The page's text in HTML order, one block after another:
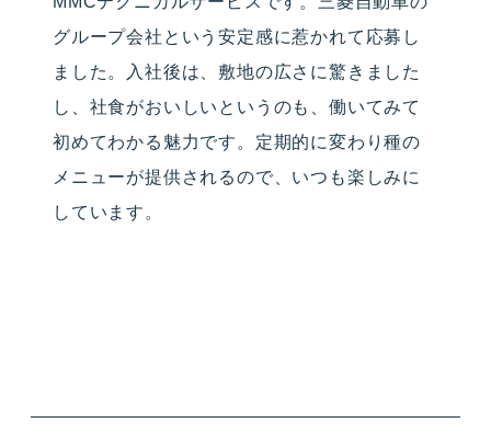
グループ会社という安定感に惹かれて応募し
ました。入社後は、敷地の広さに驚きました
し、社食がおいしいというのも、働いてみて
初めてわかる魅力です。定期的に変わり種の
メニューが提供されるので、いつも楽しみに
しています。